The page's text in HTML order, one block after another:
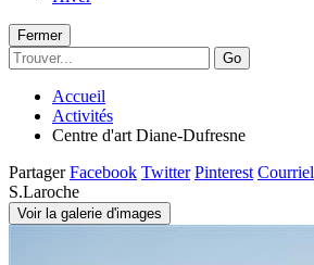
Fermer
Go
Accueil
Activités
Centre d'art Diane-Dufresne
Partager Facebook Twitter Pinterest Courriel
S.Laroche
Voir la galerie d'images